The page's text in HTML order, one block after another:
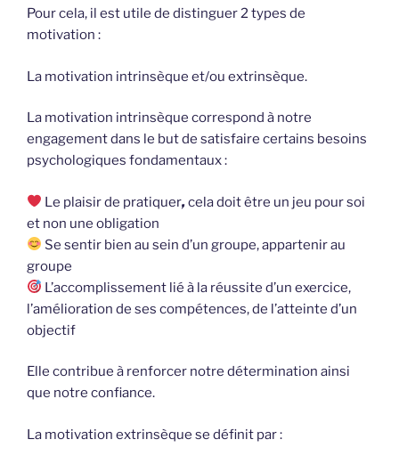
Pour cela, il est utile de distinguer 2 types de
motivation :
La motivation intrinsèque et/ou extrinsèque.
La motivation intrinsèque correspond à notre
engagement dans le but de satisfaire certains besoins
psychologiques fondamentaux :
Le plaisir de pratiquer,cela doit être un jeu pour soi
et non une obligation
Se sentir bien au sein d’un groupe, appartenir au
groupe
L’accomplissement lié à la réussite d’un exercice,
l’amélioration de ses compétences, de l’atteinte d’un
objectif
Elle contribue à renforcer notre détermination ainsi
que notre confiance.
La motivation extrinsèque se définit par :